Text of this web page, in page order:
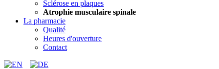
Sclérose en plaques
Atrophie musculaire spinale
La pharmacie
Qualité
Heures d'ouverture
Contact